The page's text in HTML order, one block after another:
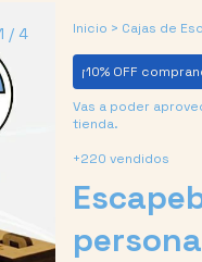
/ 4 Inicio > Cajas de
¡10% OFF
Vas a poder
tienda.
+220 vendidos